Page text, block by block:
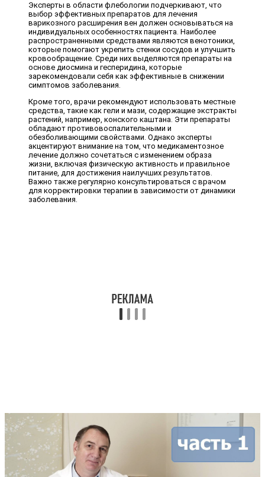
Эксперты в области флебологии подчеркивают, что
выбор эффективных препаратов для лечения
варикозного расширения вен должен основываться на
индивидуальных особенностях пациента. Наиболее
распространенными средствами являются венотоники,
которые помогают укрепить стенки сосудов и улучшить
кровообращение. Среди них выделяются препараты на
основе диосмина и гесперидина, которые
зарекомендовали себя как эффективные в снижении
симптомов заболевания.
Кроме того, врачи рекомендуют использовать местные
средства, такие как гели и мази, содержащие экстракты
растений, например, конского каштана. Эти препараты
обладают противовоспалительными и
обезболивающими свойствами. Однако эксперты
акцентируют внимание на том, что медикаментозное
лечение должно сочетаться с изменением образа
жизни, включая физическую активность и правильное
питание, для достижения наилучших результатов.
Важно также регулярно консультироваться с врачом
для корректировки терапии в зависимости от динамики
заболевания.